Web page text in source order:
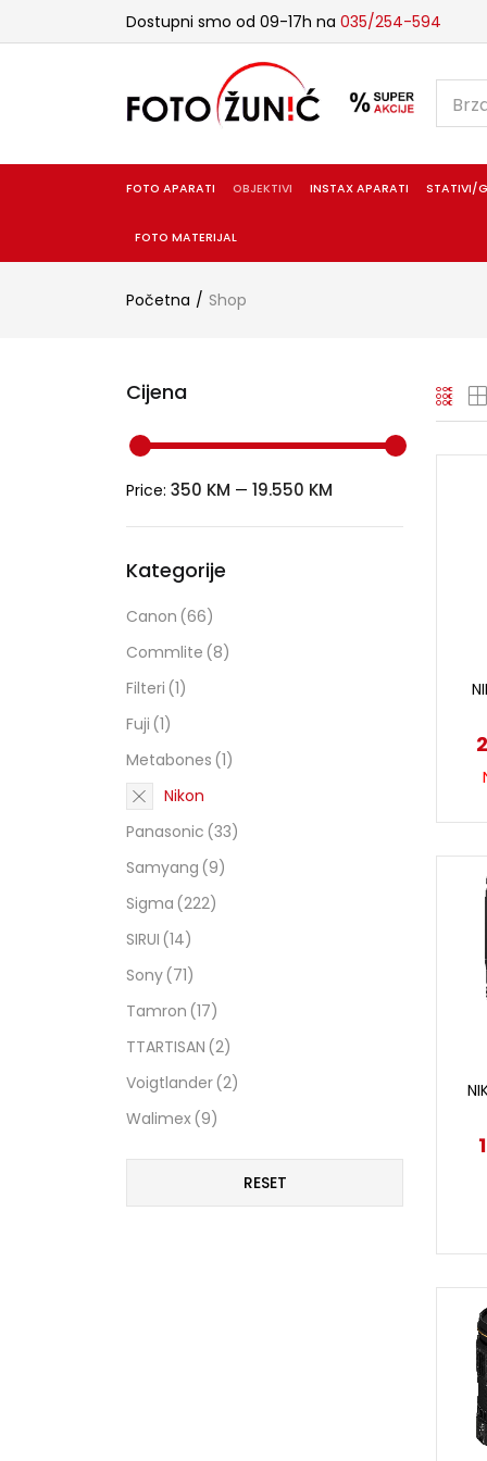
Dostupni smo od 09-17h na 035/254-594
FOTO APARATI OBJEKTIVI INSTAX APARATI STATIVI/
FOTO MATERIJAL
Početna Shop
Cijena
Price: 350 KM — 19.550 KM
Kategorije
Canon (66)
Commlite (8)
Filteri (1)
Fuji (1)
Metabones (1)
Nikon
Panasonic (33)
Samyang (9)
Sigma (222)
SIRUI (14)
Sony(71)
Tamron (17)
TTARTISAN (2)
Voigtlander(2)
Walimex(9)
RESET